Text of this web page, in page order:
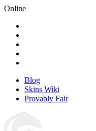
Online
Blog
Skins Wiki
Provably Fair